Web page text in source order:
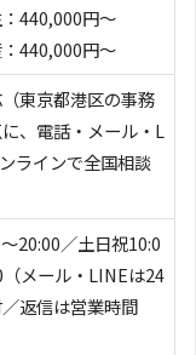
440,000円～
440,000円～
東京都港区の事務
、電話・メール・L
ラインで全国相談
20:00／土日祝10:0
メール・LINEは24
返信は営業時間